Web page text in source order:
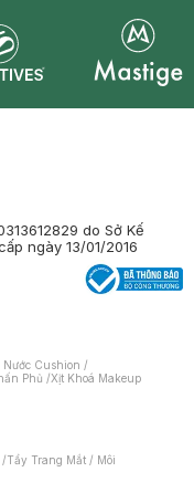
do Sở Kế
ngày 13/01/2016
Nước Cushion /
Phủ /Xịt Khoá Makeup
/Tẩy Trang Mắt / Môi